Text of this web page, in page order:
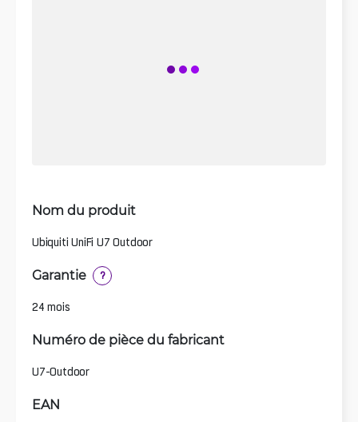
Nom du produit
Ubiquiti UniFi U7 Outdoor
Garantie ?
24 mois
Numéro de pièce du fabricant
U7-Outdoor
EAN